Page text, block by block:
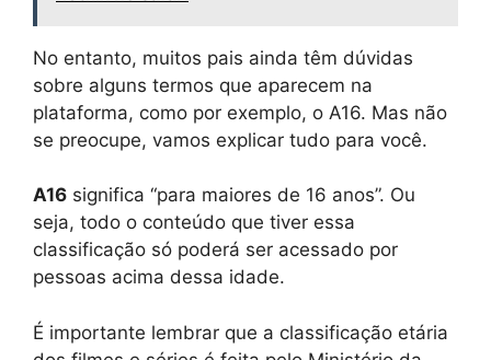
No entanto, muitos pais ainda têm dúvidas
sobre alguns termos que aparecem na
plataforma, como por exemplo, o A16. Mas não
se preocupe, vamos explicar tudo para você.
A16 significa “para maiores de 16 anos”. Ou
seja, todo o conteúdo que tiver essa
classificação só poderá ser acessado por
pessoas acima dessa idade.
É importante lembrar que a classificação etária